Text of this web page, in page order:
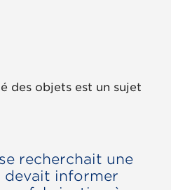
des objets est un sujet
recherchait une
devait informer